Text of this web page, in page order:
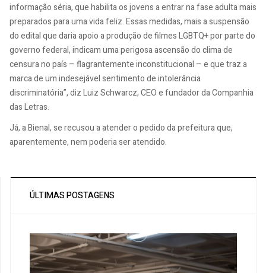
informação séria, que habilita os jovens a entrar na fase adulta mais
preparados para uma vida feliz. Essas medidas, mais a suspensão
do edital que daria apoio a produção de filmes LGBTQ+ por parte do
governo federal, indicam uma perigosa ascensão do clima de
censura no país – flagrantemente inconstitucional – e que traz a
marca de um indesejável sentimento de intolerância
discriminatória”, diz Luiz Schwarcz, CEO e fundador da Companhia
das Letras.
Já, a Bienal, se recusou a atender o pedido da prefeitura que,
aparentemente, nem poderia ser atendido.
ÚLTIMAS POSTAGENS